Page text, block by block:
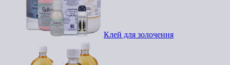
Клей для золочення